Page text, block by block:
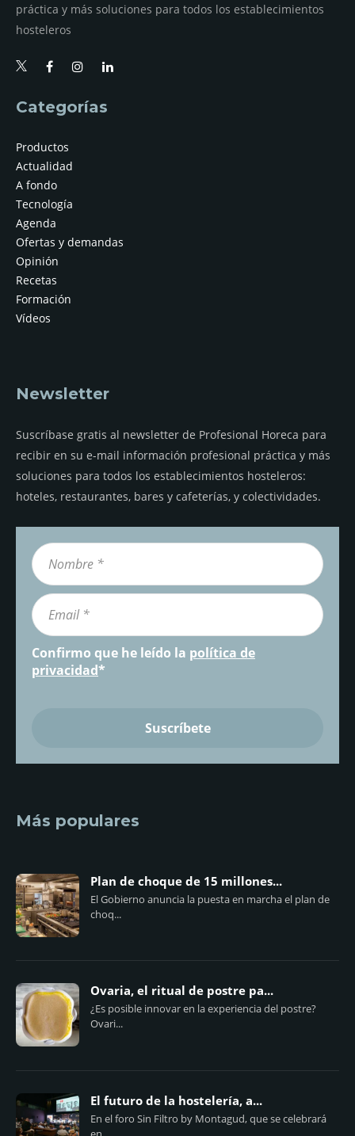
práctica y más soluciones para todos los establecimientos
hosteleros
Categorías
Productos
Actualidad
A fondo
Tecnología
Agenda
Ofertas y demandas
Opinión
Recetas
Formación
Vídeos
Newsletter
Suscríbase gratis al newsletter de Profesional Horeca para
recibir en su e-mail información profesional práctica y más
soluciones para todos los establecimientos hosteleros:
hoteles, restaurantes, bares y cafeterías, y colectividades.
Confirmo que he leído la política de
privacidad*
Más populares
Plan de choque de 15 millones...
El Gobierno anuncia la puesta en marcha el plan de
choq...
Ovaria, el ritual de postre pa...
¿Es posible innovar en la experiencia del postre?
Ovari...
El futuro de la hostelería, a...
En el foro Sin Filtro by Montagud, que se celebrará